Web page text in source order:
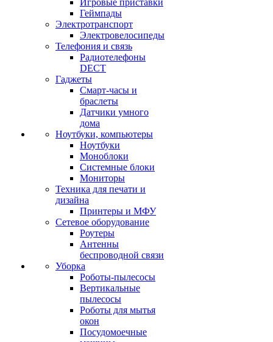
Игровые приставки
Геймпады
Электротранспорт
Электровелосипеды
Телефония и связь
Радиотелефоны
DECT
Гаджеты
Смарт-часы и
браслеты
Датчики умного
дома
Ноутбуки, компьютеры
Ноутбуки
Моноблоки
Системные блоки
Мониторы
Техника для печати и
дизайна
Принтеры и МФУ
Сетевое оборудование
Роутеры
Антенны
беспроводной связи
Уборка
Роботы-пылесосы
Вертикальные
пылесосы
Роботы для мытья
окон
Посудомоечные